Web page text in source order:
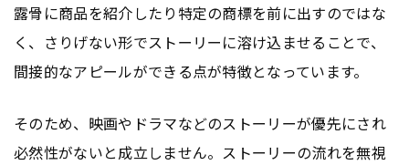
露骨に商品を紹介したり特定の商標を前に出すのではな
く、さりげない形でストーリーに溶け込ませることで、
間接的なアピールができる点が特徴となっています。
そのため、映画やドラマなどのストーリーが優先にされ
必然性がないと成立しません。ストーリーの流れを無視